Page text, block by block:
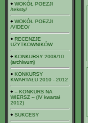
WOKÓŁ POEZJI
/teksty/
WOKÓŁ POEZJI
/VIDEO/
RECENZJE
UŻYTKOWNIKÓW
KONKURSY 2008/10
(archiwum)
KONKURSY
KWARTAŁU 2010 - 2012
-- KONKURS NA
WIERSZ -- (IV kwartał
2012)
SUKCESY